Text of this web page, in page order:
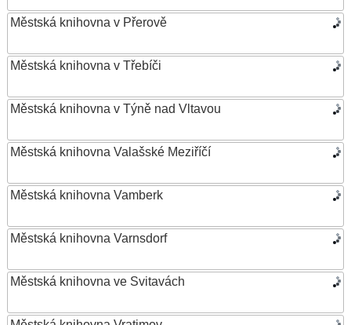
Městská knihovna v Přerově
Městská knihovna v Třebíči
Městská knihovna v Týně nad Vltavou
Městská knihovna Valašské Meziříčí
Městská knihovna Vamberk
Městská knihovna Varnsdorf
Městská knihovna ve Svitavách